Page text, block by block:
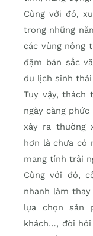
Cùng với đó,
trong những
các vùng nông
đậm bản sắc
du lịch sinh
Tuy vậy, thách
ngày càng
xảy ra thường
hơn là chưa có
mang tính trải
Cùng với đó,
nhanh làm
lựa chọn sản
khách…, đòi